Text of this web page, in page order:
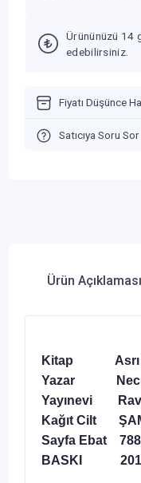
Ürününüzü 14
edebilirsiniz.
Fiyatı Düşünce
Satıcıya Soru Sor
Ürün Açıklaması
Kitap Asrı
Yazar
Yayınevi
Kağıt Cilt
Sayfa Ebat 788
BASKI